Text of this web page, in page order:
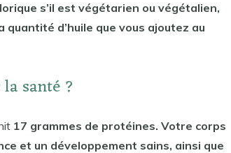
s’il est végétarien ou végétalien,
d’huile que vous ajoutez au
santé ?
17 grammes de protéines. Votre corps
et un développement sains, ainsi que